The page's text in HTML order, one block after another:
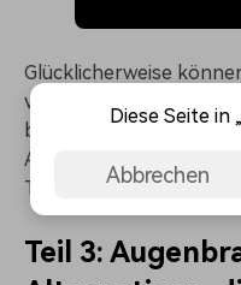
Glücklicherweise
verwenden, um Ihre
bearbeiten, um ein
Aussehen zu erhalten.
Tools im nächsten Teil
Teil 3:
Diese Seite in
Abbrechen